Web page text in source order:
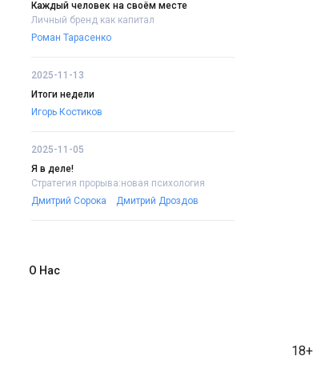
Каждый человек на своём месте
Личный бренд как капитал
Роман Тарасенко
2025-11-13
Итоги недели
Игорь Костиков
2025-11-05
Я в деле!
Стратегия прорыва:новая психология
Дмитрий Сорока
Дмитрий Дроздов
18+
О Нас